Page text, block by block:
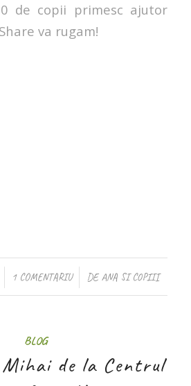
de copii primesc ajutor
va rugam!
1 COMENTARIU
/ DE ANA SI COPIII
BLOG
de la Centrul